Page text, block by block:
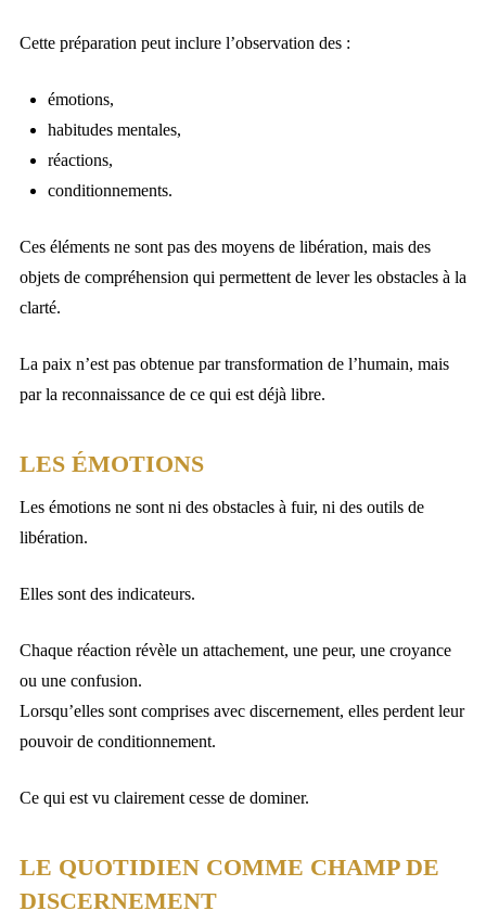
Cette préparation peut inclure l’observation des :
émotions,
habitudes mentales,
réactions,
conditionnements.
Ces éléments ne sont pas des moyens de libération, mais des
objets de compréhension qui permettent de lever les obstacles à la
clarté.
La paix n’est pas obtenue par transformation de l’humain, mais
par la reconnaissance de ce qui est déjà libre.
LES ÉMOTIONS
Les émotions ne sont ni des obstacles à fuir, ni des outils de
libération.
Elles sont des indicateurs.
Chaque réaction révèle un attachement, une peur, une croyance
ou une confusion.
Lorsqu’elles sont comprises avec discernement, elles perdent leur
pouvoir de conditionnement.
Ce qui est vu clairement cesse de dominer.
LE QUOTIDIEN COMME CHAMP DE
DISCERNEMENT